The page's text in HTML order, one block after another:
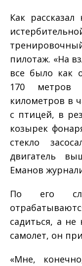
Как рассказал
пилотаж. «На
все было как
170 метров
километров в
с птицей, в
козырек
стекло
двигатель
Еманов
По его
садиться, а не
самолет, он
«Мне,